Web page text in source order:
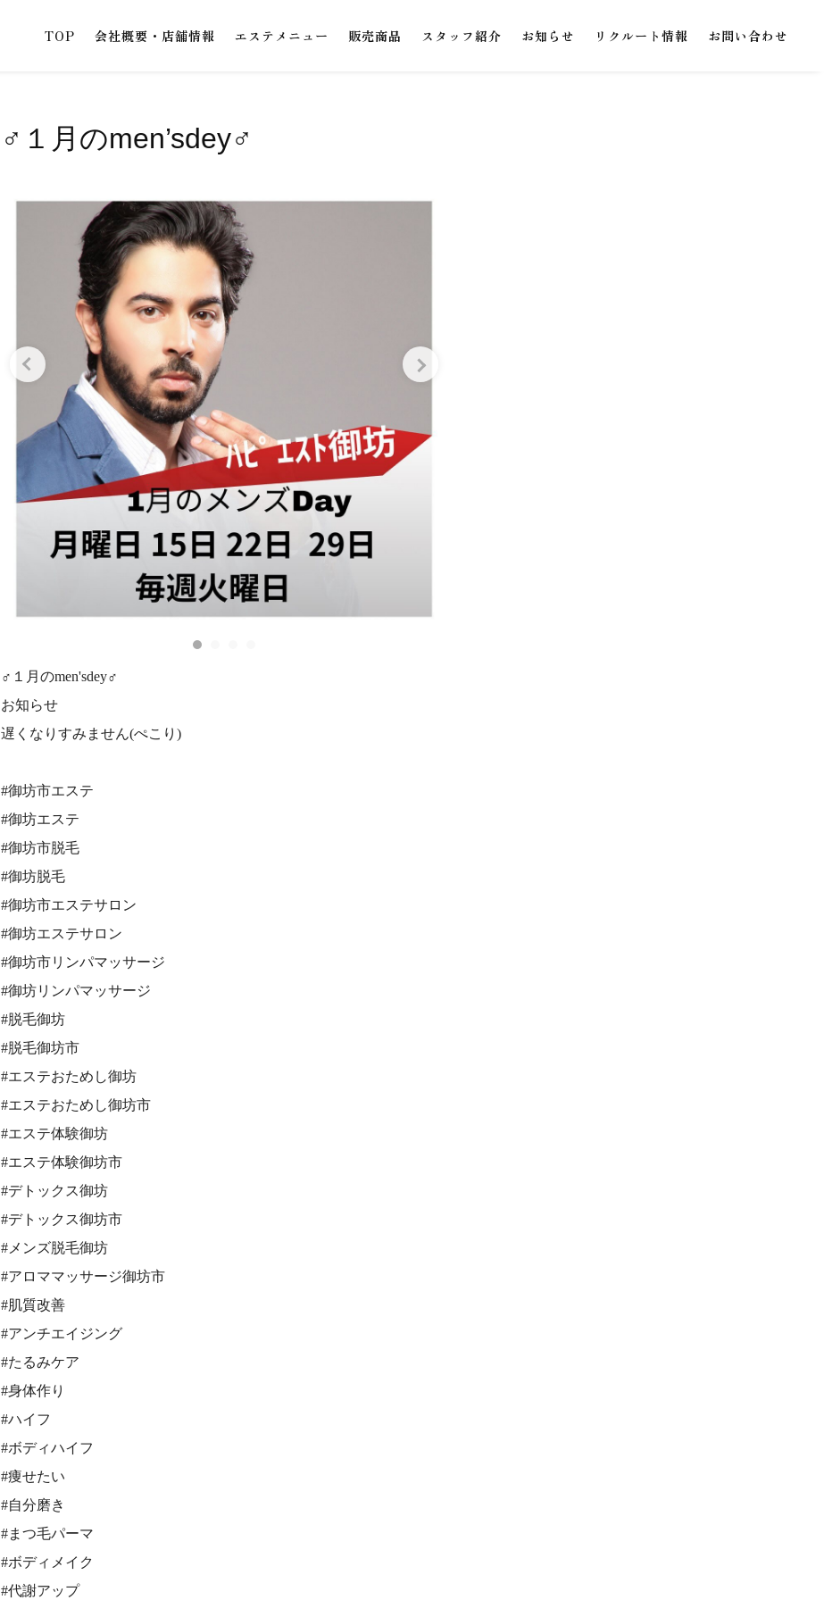
TOP 会社概要・店舗情報 エステメニュー 販売商品 スタッフ紹介 お知らせ リクルート情報 お問い合わせ
‍♂️１月のmen’sdey‍♂️
‍♂️１月のmen'sdey‍♂️
お知らせ
遅くなりすみません(ぺこり)
#御坊市エステ
#御坊エステ
#御坊市脱毛
#御坊脱毛
#御坊市エステサロン
#御坊エステサロン
#御坊市リンパマッサージ
#御坊リンパマッサージ
#脱毛御坊
#脱毛御坊市
#エステおためし御坊
#エステおためし御坊市
#エステ体験御坊
#エステ体験御坊市
#デトックス御坊
#デトックス御坊市
#メンズ脱毛御坊
#アロママッサージ御坊市
#肌質改善
#アンチエイジング
#たるみケア
#身体作り
#ハイフ
#ボディハイフ
#痩せたい
#自分磨き
#まつ毛パーマ
#ボディメイク
#代謝アップ